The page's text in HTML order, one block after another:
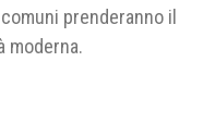
prenderanno il
moderna.